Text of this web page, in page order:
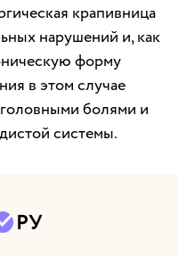
крапивница
нарушений и, как
форму
в этом случае
болями и
системы.